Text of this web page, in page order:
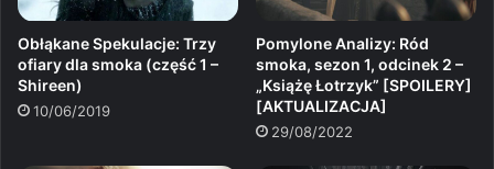
Obłąkane Spekulacje: Trzy
ofiary dla smoka (część 1 –
Shireen)
10/06/2019
Pomylone Analizy: Ród
smoka, sezon 1, odcinek 2 –
„Książę Łotrzyk” [SPOILERY]
[AKTUALIZACJA]
29/08/2022